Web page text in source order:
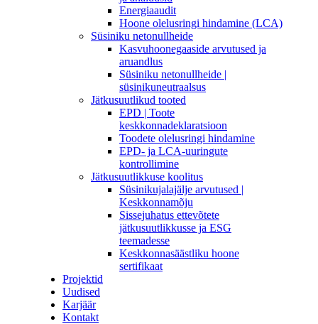
Energiaaudit
Hoone olelusringi hindamine (LCA)
Süsiniku netonullheide
Kasvuhoonegaaside arvutused ja
aruandlus
Süsiniku netonullheide |
süsinikuneutraalsus
Jätkusuutlikud tooted
EPD | Toote
keskkonnadeklaratsioon
Toodete olelusringi hindamine
EPD- ja LCA-uuringute
kontrollimine
Jätkusuutlikkuse koolitus
Süsinikujalajälje arvutused |
Keskkonnamõju
Sissejuhatus ettevõtete
jätkusuutlikkusse ja ESG
teemadesse
Keskkonnasäästliku hoone
sertifikaat
Projektid
Uudised
Karjäär
Kontakt